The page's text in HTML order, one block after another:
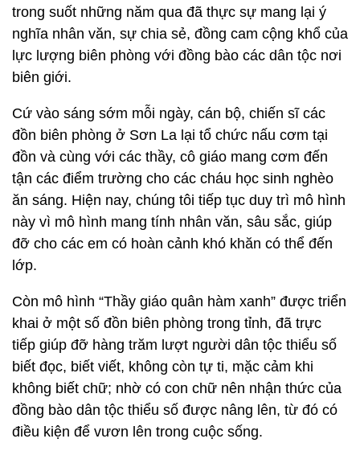
trong suốt những năm qua đã thực sự mang lại ý
nghĩa nhân văn, sự chia sẻ, đồng cam cộng khổ của
lực lượng biên phòng với đồng bào các dân tộc nơi
biên giới.
Cứ vào sáng sớm mỗi ngày, cán bộ, chiến sĩ các
đồn biên phòng ở Sơn La lại tổ chức nấu cơm tại
đồn và cùng với các thầy, cô giáo mang cơm đến
tận các điểm trường cho các cháu học sinh nghèo
ăn sáng. Hiện nay, chúng tôi tiếp tục duy trì mô hình
này vì mô hình mang tính nhân văn, sâu sắc, giúp
đỡ cho các em có hoàn cảnh khó khăn có thể đến
lớp.
Còn mô hình “Thầy giáo quân hàm xanh” được triển
khai ở một số đồn biên phòng trong tỉnh, đã trực
tiếp giúp đỡ hàng trăm lượt người dân tộc thiểu số
biết đọc, biết viết, không còn tự ti, mặc cảm khi
không biết chữ; nhờ có con chữ nên nhận thức của
đồng bào dân tộc thiểu số được nâng lên, từ đó có
điều kiện để vươn lên trong cuộc sống.